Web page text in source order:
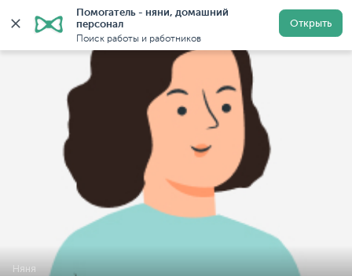
Помогатель - няни, домашний
персонал
Поиск работы и работников
Открыть
Главная Няни Няни в Москве Няни у метро
Няня